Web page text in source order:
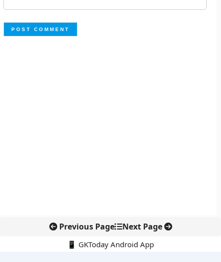
Previous Page Next Page
📱 GKToday Android App